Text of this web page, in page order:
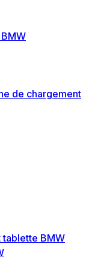
de chargement
BMW